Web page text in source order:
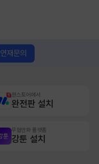
연재문의
원스토어에서
완전판 설치
무협만화 플랫폼
강툰 설치